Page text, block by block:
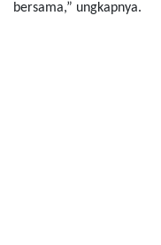
bersama,” ungkapnya.